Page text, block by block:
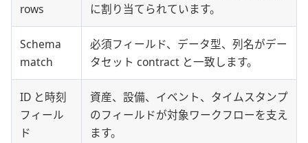
rows
に割り当てられています。
Schema
match
必須フィールド、データ型、列名がデー
タセット contract と一致します。
ID と時刻
フィール
ド
資産、設備、イベント、タイムスタンプ
のフィールドが対象ワークフローを支え
ます。